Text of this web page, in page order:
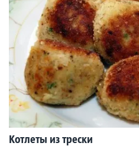
Котлеты из трески